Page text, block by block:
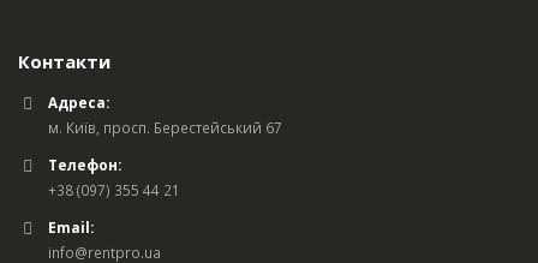
Контакти
Адреса:
м. Київ, просп. Берестейський 67
Телефон:
+38 (097) 355 44 21
Email:
info@rentpro.ua